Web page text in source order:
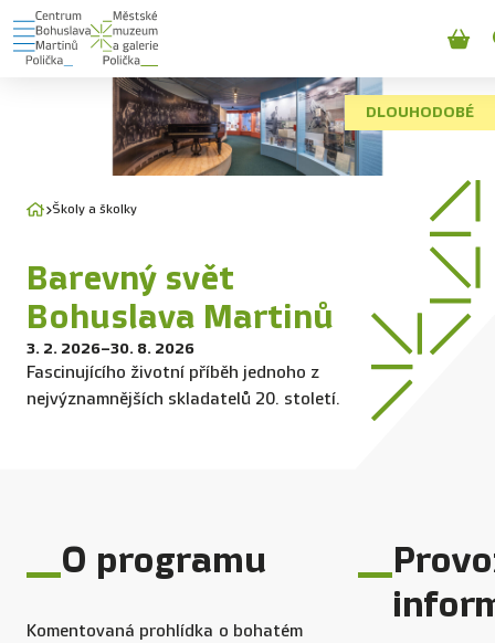
Školy a školky
DLOUHODOBÉ
Barevný svět
Bohuslava Martinů
3. 2. 2026–30. 8. 2026
Fascinujícího životní příběh jednoho z
nejvýznamnějších skladatelů 20. století.
O programu
Komentovaná prohlídka o bohatém